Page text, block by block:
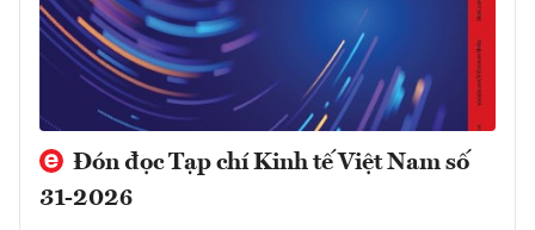
Đón đọc Tạp chí Kinh tế Việt Nam số
31-2026